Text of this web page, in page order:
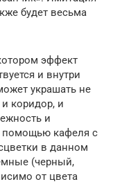
будет весьма
эффект
и внутри
украшать не
коридор, и
и
помощью кафеля с
в данном
(черный,
от цвета